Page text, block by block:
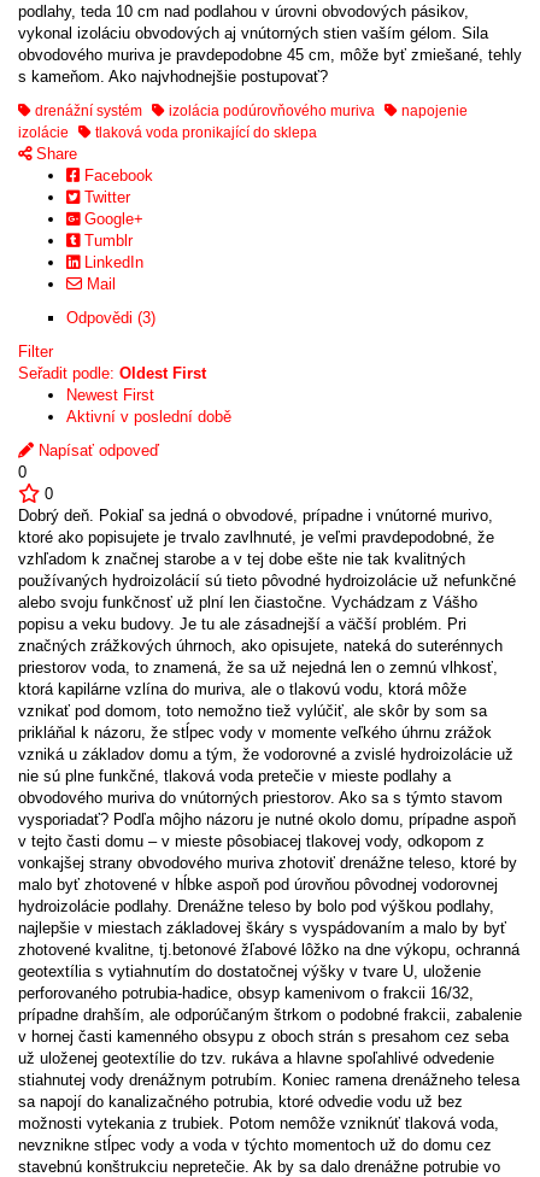
podlahy, teda 10 cm nad podlahou v úrovni obvodových pásikov,
vykonal izoláciu obvodových aj vnútorných stien vaším gélom. Sila
obvodového muriva je pravdepodobne 45 cm, môže byť zmiešané, tehly
s kameňom. Ako najvhodnejšie postupovať?
drenážní systém izolácia podúrovňového muriva
napojenie
izolácie
tlaková voda pronikající do sklepa
Share
Facebook
Twitter
Google+
Tumblr
LinkedIn
Mail
Odpovědi (3)
Filter
Seřadit podle: Oldest First
Newest First
Aktivní v poslední době
Napísať odpoveď
0
0
Dobrý deň. Pokiaľ sa jedná o obvodové, prípadne i vnútorné murivo,
ktoré ako popisujete je trvalo zavlhnuté, je veľmi pravdepodobné, že
vzhľadom k značnej starobe a v tej dobe ešte nie tak kvalitných
používaných hydroizolácií sú tieto pôvodné hydroizolácie už nefunkčné
alebo svoju funkčnosť už plní len čiastočne. Vychádzam z Vášho
popisu a veku budovy. Je tu ale zásadnejší a väčší problém. Pri
značných zrážkových úhrnoch, ako opisujete, nateká do suterénnych
priestorov voda, to znamená, že sa už nejedná len o zemnú vlhkosť,
ktorá kapilárne vzlína do muriva, ale o tlakovú vodu, ktorá môže
vznikať pod domom, toto nemožno tiež vylúčiť, ale skôr by som sa
prikláňal k názoru, že stĺpec vody v momente veľkého úhrnu zrážok
vzniká u základov domu a tým, že vodorovné a zvislé hydroizolácie už
nie sú plne funkčné, tlaková voda pretečie v mieste podlahy a
obvodového muriva do vnútorných priestorov. Ako sa s týmto stavom
vysporiadať? Podľa môjho názoru je nutné okolo domu, prípadne aspoň
v tejto časti domu – v mieste pôsobiacej tlakovej vody, odkopom z
vonkajšej strany obvodového muriva zhotoviť drenážne teleso, ktoré by
malo byť zhotovené v hĺbke aspoň pod úrovňou pôvodnej vodorovnej
hydroizolácie podlahy. Drenážne teleso by bolo pod výškou podlahy,
najlepšie v miestach základovej škáry s vyspádovaním a malo by byť
zhotovené kvalitne, tj.betonové žľabové lôžko na dne výkopu, ochranná
geotextília s vytiahnutím do dostatočnej výšky v tvare U, uloženie
perforovaného potrubia-hadice, obsyp kamenivom o frakcii 16/32,
prípadne drahším, ale odporúčaným štrkom o podobné frakcii, zabalenie
v hornej časti kamenného obsypu z oboch strán s presahom cez seba
už uloženej geotextílie do tzv. rukáva a hlavne spoľahlivé odvedenie
stiahnutej vody drenážnym potrubím. Koniec ramena drenážneho telesa
sa napojí do kanalizačného potrubia, ktoré odvedie vodu už bez
možnosti vytekania z trubiek. Potom nemôže vzniknúť tlaková voda,
nevznikne stĺpec vody a voda v týchto momentoch už do domu cez
stavebnú konštrukciu nepretečie. Ak by sa dalo drenážne potrubie vo